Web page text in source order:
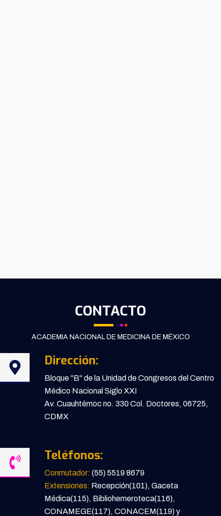
CONTACTO
ACADEMIA NACIONAL DE MEDICINA DE MÉXICO
Dirección:
Bloque "B" de la Unidad de Congresos del Centro
Médico Nacional Siglo XXI
Av. Cuauhtémoc no. 330 Col. Doctores, 06725,
CDMX
Teléfonos:
Conmutador: (55) 5519 8679
Extensiones: Recepción(101), Gaceta
Médica(115), Bibliohemeroteca(116),
CONAMEGE(117), CONACEM(119) y